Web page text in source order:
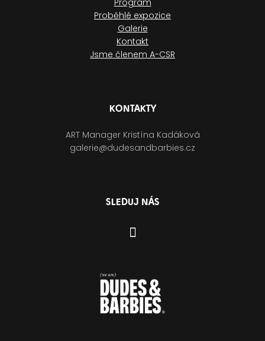
Proběhlé expozice
Galerie
Kontakt
Jsme členem A-CSR
KONTAKTY
ART Manager Kristína Kadáková
galerie@dudesandbarbies.cz
SLEDUJ NÁS